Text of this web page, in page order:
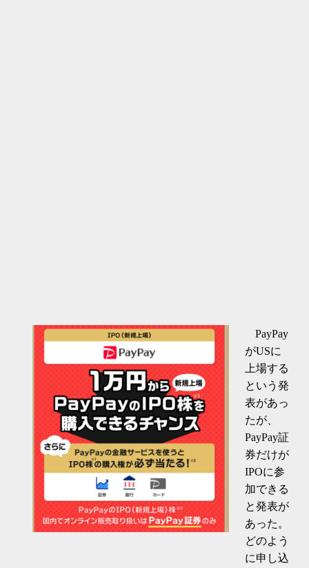
PayPay
がUSに
上場する
という発
表があっ
たが、
PayPay証
券だけが
IPOに参
加できる
と発表が
あった。
どのよう
に申し込